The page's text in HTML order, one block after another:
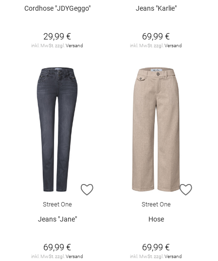
Cordhose "JDYGeggo"
29,99 €
inkl. MwSt. zzgl.Versand
Jeans "Karlie"
69,99 €
inkl. MwSt. zzgl.Versand
ZUR WUNSCHLISTE HINZUFÜGEN
Street One
Jeans "Jane"
69,99 €
inkl. MwSt. zzgl.Versand
ZUR
Street One
Hose
69,99 €
inkl. MwSt. zzgl.Versand